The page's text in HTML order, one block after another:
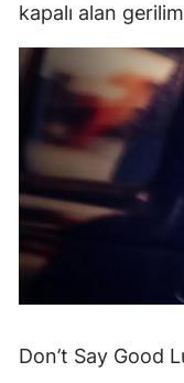
kapalı alan
Don’t Say Good